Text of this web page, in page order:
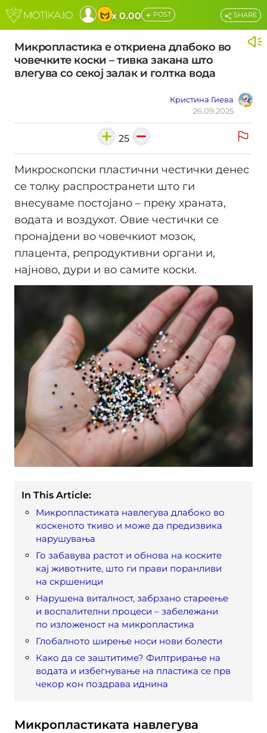
x 0.00 + POST
Микропластика е откриена длабоко во
човечките коски – тивка закана што
влегува со секој залак и голтка вода
Кристина Гиева
26.09.2025
SHARE
25
Микроскопски пластични честички денес
се толку распространети што ги
внесуваме постојано – преку храната,
водата и воздухот. Овие честички се
пронајдени во човечкиот мозок,
плацента, репродуктивни органи и,
најново, дури и во самите коски.
In This Article:
Микропластиката навлегува длабоко во
коскеното ткиво и може да предизвика
нарушувања
Го забавува растот и обнова на коските
кај животните, што ги прави поранливи
на скршеници
Нарушена виталност, забрзано стареење
и воспалителни процеси – забележани
по изложеност на микропластика
Глобалното ширење носи нови болести
Како да се заштитиме? Филтрирање на
водата и избегнување на пластика се прв
чекор кон поздрава иднина
Микропластиката навлегува